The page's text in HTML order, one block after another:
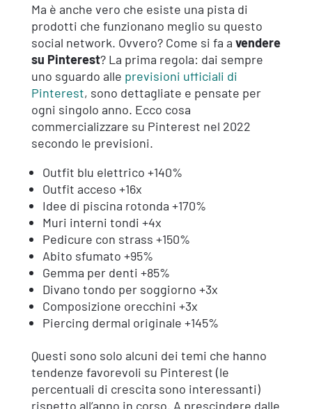
Ma è anche vero che esiste una pista di
prodotti che funzionano meglio su questo
social network. Ovvero? Come si fa a vendere
su Pinterest? La prima regola: dai sempre
uno sguardo alle previsioni ufficiali di
Pinterest, sono dettagliate e pensate per
ogni singolo anno. Ecco cosa
commercializzare su Pinterest nel 2022
secondo le previsioni.
Outfit blu elettrico +140%
Outfit acceso +16x
Idee di piscina rotonda +170%
Muri interni tondi +4x
Pedicure con strass +150%
Abito sfumato +95%
Gemma per denti +85%
Divano tondo per soggiorno +3x
Composizione orecchini +3x
Piercing dermal originale +145%
Questi sono solo alcuni dei temi che hanno
tendenze favorevoli su Pinterest (le
percentuali di crescita sono interessanti)
rispetto all’anno in corso. A prescindere dalle